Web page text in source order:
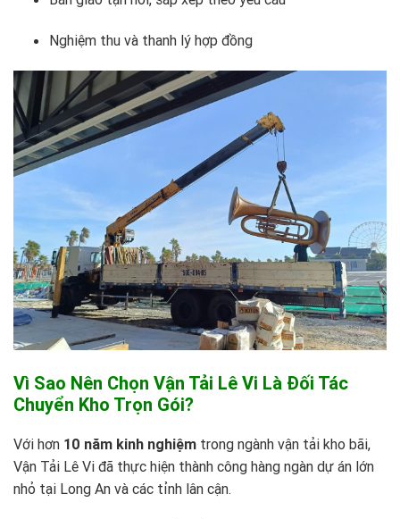
Nghiệm thu và thanh lý hợp đồng
Vì Sao Nên Chọn Vận Tải Lê Vi Là Đối Tác
Chuyển Kho Trọn Gói?
Với hơn 10 năm kinh nghiệm trong ngành vận tải kho bãi,
Vận Tải Lê Vi đã thực hiện thành công hàng ngàn dự án lớn
nhỏ tại Long An và các tỉnh lân cận.